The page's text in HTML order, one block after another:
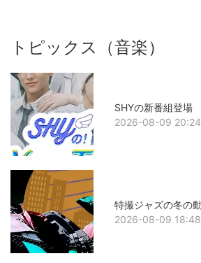
トピックス（音楽）
SHYの新番組登場
2026-08-09
特撮ジャズの冬の
2026-08-09